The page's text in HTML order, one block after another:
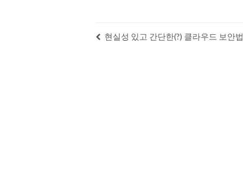
현실성 있고 간단한(?) 클라우드 보안법